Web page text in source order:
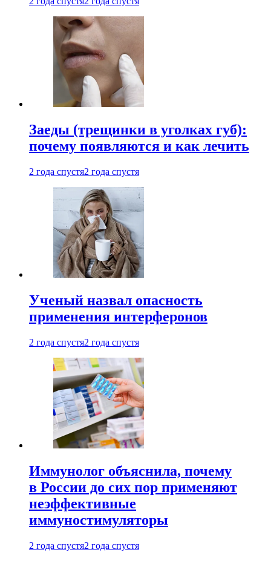
Заеды (трещинки в уголках губ):
почему появляются и как лечить
2 года спустя2 года спустя
Ученый назвал опасность
применения интерферонов
2 года спустя2 года спустя
Иммунолог объяснила, почему
в России до сих пор применяют
неэффективные
иммуностимуляторы
2 года спустя2 года спустя